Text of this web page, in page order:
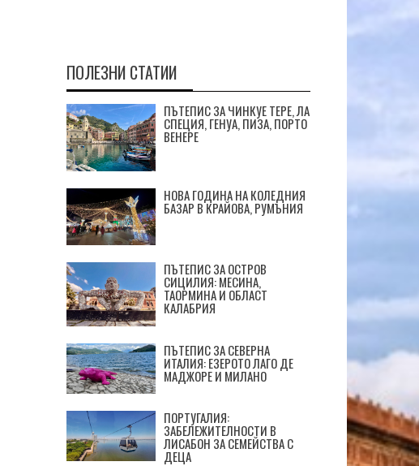
ПОЛЕЗНИ СТАТИИ
ПЪТЕПИС ЗА ЧИНКУЕ ТЕРЕ, ЛА
СПЕЦИЯ, ГЕНУА, ПИЗА, ПОРТО
ВЕНЕРЕ
НОВА ГОДИНА НА КОЛЕДНИЯ
БАЗАР В КРАЙОВА, РУМЪНИЯ
ПЪТЕПИС ЗА ОСТРОВ
СИЦИЛИЯ: МЕСИНА,
ТАОРМИНА И ОБЛАСТ
КАЛАБРИЯ
ПЪТЕПИС ЗА СЕВЕРНА
ИТАЛИЯ: ЕЗЕРОТО ЛАГО ДЕ
МАДЖОРЕ И МИЛАНО
ПОРТУГАЛИЯ:
ЗАБЕЛЕЖИТЕЛНОСТИ В
ЛИСАБОН ЗА СЕМЕЙСТВА С
ДЕЦА